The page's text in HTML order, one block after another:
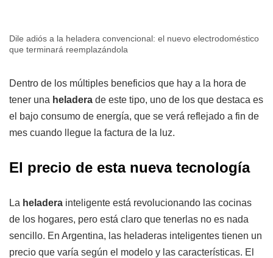
Dile adiós a la heladera convencional: el nuevo electrodoméstico
que terminará reemplazándola
Dentro de los múltiples beneficios que hay a la hora de
tener una heladera de este tipo, uno de los que destaca es
el bajo consumo de energía, que se verá reflejado a fin de
mes cuando llegue la factura de la luz.
El precio de esta nueva tecnología
La heladera inteligente está revolucionando las cocinas
de los hogares, pero está claro que tenerlas no es nada
sencillo. En Argentina, las heladeras inteligentes tienen un
precio que varía según el modelo y las características. El